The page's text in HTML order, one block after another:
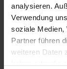
analysieren.
Verwendung
soziale Medien,
Partner führen
weiteren Daten
haben oder die
SRT-